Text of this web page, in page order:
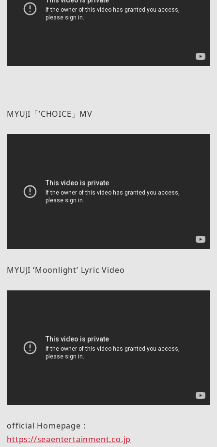
MYUJI「’CHOICE」MV
MYUJI ‘Moonlight’ Lyric Video
official Homepage :
https://seaentertainment.co.jp